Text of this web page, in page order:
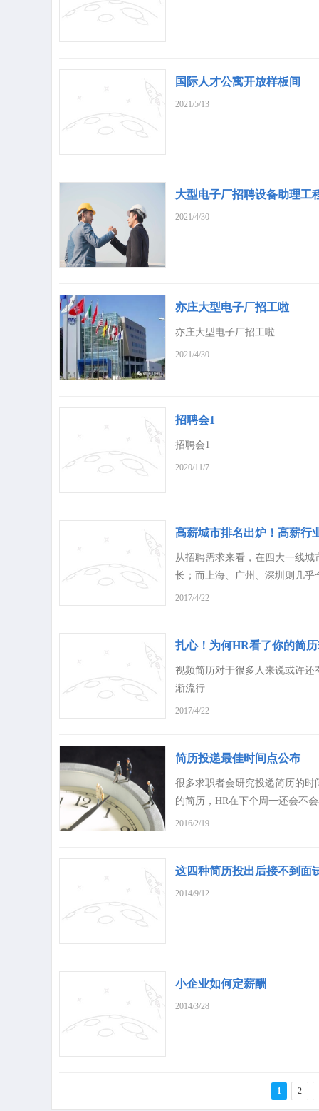
国际人才公寓开放样板间
2021/5/13
大型电子厂招聘设备助理工
2021/4/30
亦庄大型电子厂招工啦
亦庄大型电子厂招工啦
2021/4/30
招聘会1
招聘会1
2020/11/7
高薪城市排名出炉！高薪行
从招聘需求来看，在四大一线
长；而上海、广州、深圳则几
2017/4/22
扎心！为何HR看了你的简
视频简历对于很多人来说或许
渐流行
2017/4/22
简历投递最佳时间点公布
很多求职者会研究投递简历的
的简历，HR在下个周一还会不
2016/2/19
这四种简历投出后接不到面
2014/9/12
小企业如何定薪酬
2014/3/28
1 2